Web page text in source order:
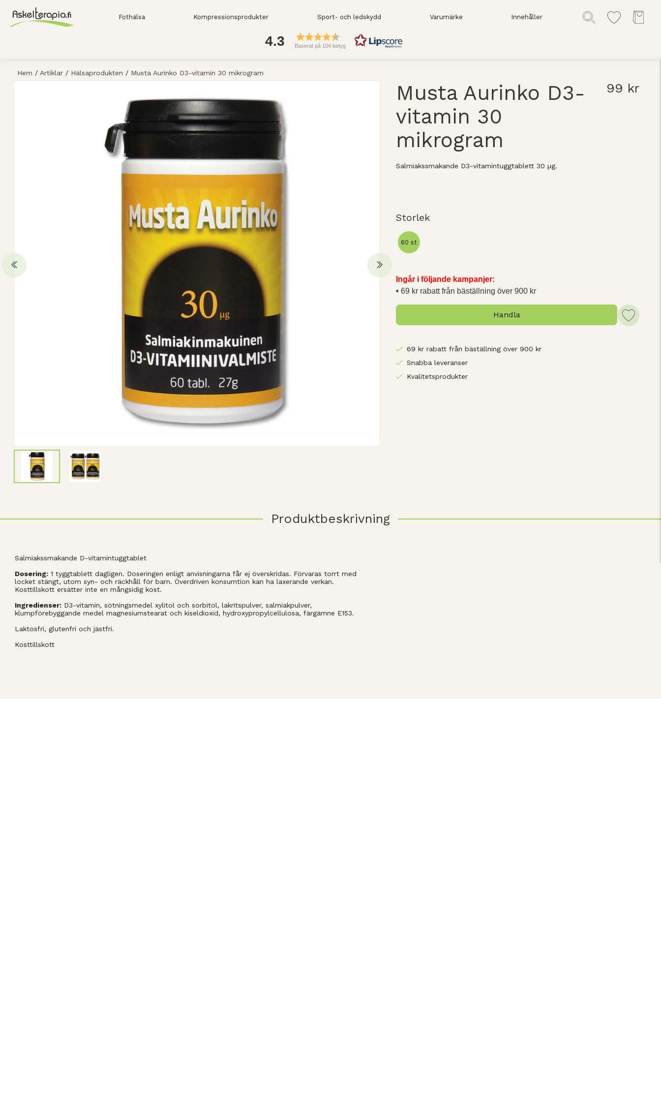
Fothälsa Kompressionsprodukter Sport- och ledskydd Varumärke Innehåller
4.3 Baserat på 104 betyg
Hem / Artiklar / Hälsaprodukten / Musta Aurinko D3-vitamin 30 mikrogram
Musta Aurinko D3-
vitamin 30
mikrogram
99 kr
Salmiakssmakande D3-vitamintuggtablett 30 µg.
Storlek
60 st
Ingår i följande kampanjer:
69 kr rabatt från bäställning över 900 kr
Handla
69 kr rabatt från bäställning över 900 kr
Snabba leveranser
Kvalitetsprodukter
Produktbeskrivning
Salmiakssmakande D-vitamintuggtablet
Dosering: 1 tyggtablett dagligen. Doseringen enligt anvisningarna får ej överskridas. Förvaras torrt med
locket stängt, utom syn- och räckhåll för barn. Överdriven konsumtion kan ha laxerande verkan.
Kosttillskott ersätter inte en mångsidig kost.
Ingredienser: D3-vitamin, sötningsmedel xylitol och sorbitol, lakritspulver, salmiakpulver,
klumpförebyggande medel magnesiumstearat och kiseldioxid, hydroxypropylcellulosa, färgämne E153.
Laktosfri, glutenfri och jästfri.
Kosttillskott